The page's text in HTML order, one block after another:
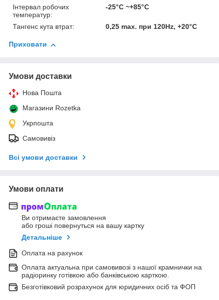
Інтервал робочих
температур:
-25°C ~+85°C
Тангенс кута втрат: 0,25 max. при 120Hz, +20°C
Приховати
Умови доставки
Нова Пошта
Магазини Rozetka
Укрпошта
Самовивіз
Всі умови доставки
Умови оплати
Ви отримаєте замовлення
або гроші повернуться на вашу картку
Детальніше
Оплата на рахунок
Оплата актуальна при самовивозі з нашої крамнички на
радіоринку готівкою або банківською карткою.
Безготівковий розрахунок для юридичних осіб та ФОП